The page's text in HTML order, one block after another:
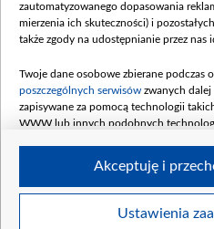
Dofinansowanie 900
Data podpisania
kwiecień 180 mln, 7
czerwca 90 mln)
Dofinansowanie 250
4 sierpnia 250 mln
zautomatyzowanego dopasowania
mierzenia ich skuteczności) i
także zgody na udostępnianie przez nas
Twoje dane osobowe zbierane podczas
poszczególnych serwisów zwanych dalej
zapisywane za pomocą technologii
WWW lub innych podobnych
Twoje dane osobowe zbierane podczas
Ustawienia
Akceptuję i